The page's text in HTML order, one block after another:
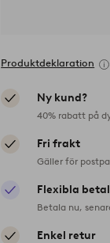
Produktdeklaration
Ny kund?
40% rabatt på
Fri frakt
Gäller för
Flexibla
Betala nu,
Enkel retur